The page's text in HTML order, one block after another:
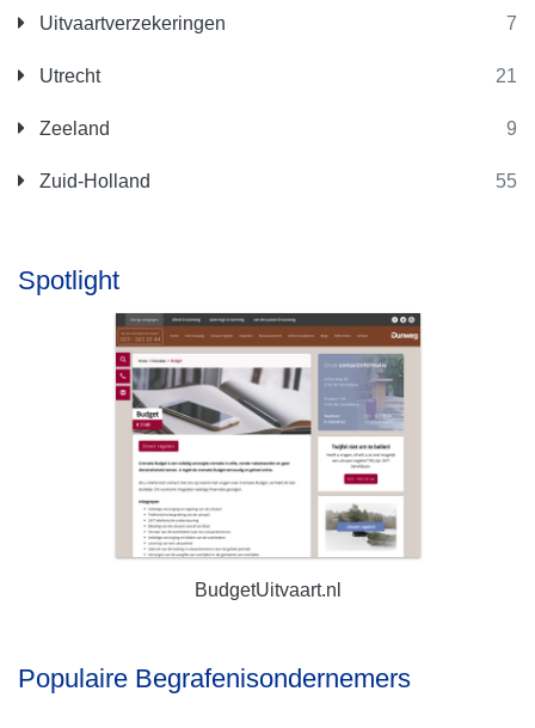
Uitvaartverzekeringen 7
Utrecht 21
Zeeland 9
Zuid-Holland 55
Spotlight
BudgetUitvaart.nl
Populaire Begrafenisondernemers